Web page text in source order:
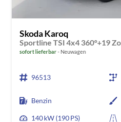
Skoda Karoq
sofort lieferbar Neuwagen
96513
Benzin
140 kW (190 PS)